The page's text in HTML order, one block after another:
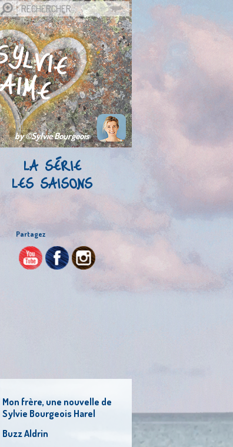
by ©Sylvie Bourgeois
LA SÉRIE
LES SAISONS
Partagez
Mon frère, une nouvelle de
Sylvie Bourgeois Harel
Buzz Aldrin